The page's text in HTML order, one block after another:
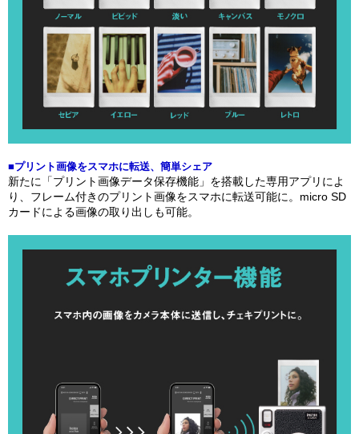
■プリント画像をスマホに転送、簡単シェア
新たに「プリント画像データ保存機能」を搭載した専用アプリによ
り、フレーム付きのプリント画像をスマホに転送可能に。micro SD
カードによる画像の取り出しも可能。